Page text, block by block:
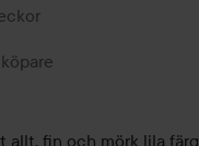
Creator.
skapades 2 veckor
allt, fin och mörk lila färg